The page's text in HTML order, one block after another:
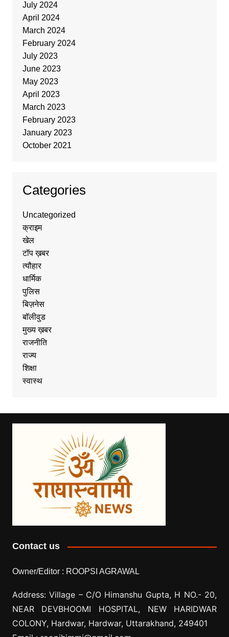
July 2024
April 2024
March 2024
February 2024
July 2023
June 2023
May 2023
April 2023
March 2023
February 2023
January 2023
October 2021
Categories
Uncategorized
क्राइम
खेल
टॉप ख़बर
त्यौहार
धार्मिक
पुलिस
बिज़नेस
बॉलीवुड
मुख्य ख़बर
राजनीति
राज्य
शिक्षा
स्वास्थ
Contact us
Owner/Editor : ROOPSI AGRAWAL
Address: Village – C/O Himanshu Gupta, H NO.- 20,
NEAR DEVBHOOMI HOSPITAL, NEW HARIDWAR
COLONY, Hardwar, Hardwar, Uttarakhand, 249401